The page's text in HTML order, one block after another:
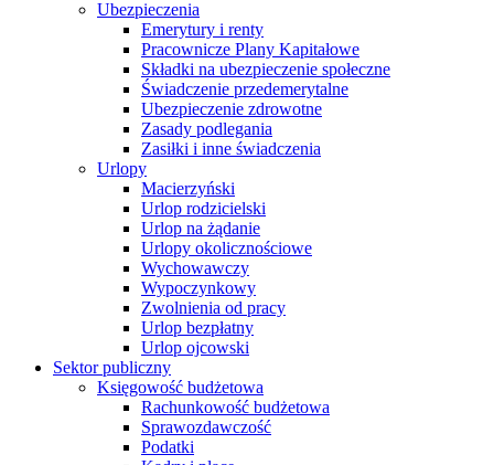
Ubezpieczenia
Emerytury i renty
Pracownicze Plany Kapitałowe
Składki na ubezpieczenie społeczne
Świadczenie przedemerytalne
Ubezpieczenie zdrowotne
Zasady podlegania
Zasiłki i inne świadczenia
Urlopy
Macierzyński
Urlop rodzicielski
Urlop na żądanie
Urlopy okolicznościowe
Wychowawczy
Wypoczynkowy
Zwolnienia od pracy
Urlop bezpłatny
Urlop ojcowski
Sektor publiczny
Księgowość budżetowa
Rachunkowość budżetowa
Sprawozdawczość
Podatki